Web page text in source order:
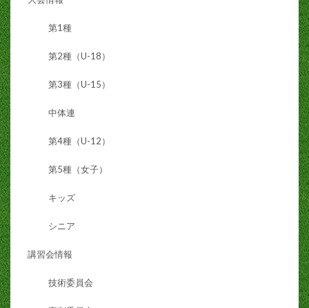
第1種
第2種（U-18）
第3種（U-15）
中体連
第4種（U-12）
第5種（女子）
キッズ
シニア
講習会情報
技術委員会